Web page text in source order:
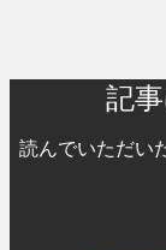
記
読んでいただい